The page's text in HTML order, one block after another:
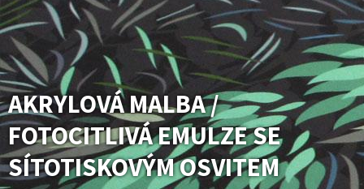
AKRYLOVÁ MALBA /
FOTOCITLIVÁ EMULZE SE
SÍTOTISKOVÝM OSVITEM